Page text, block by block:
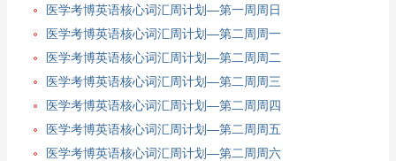
医学考博英语核心词汇周计划—第一周周日
医学考博英语核心词汇周计划—第二周周一
医学考博英语核心词汇周计划—第二周周二
医学考博英语核心词汇周计划—第二周周三
医学考博英语核心词汇周计划—第二周周四
医学考博英语核心词汇周计划—第二周周五
医学考博英语核心词汇周计划—第二周周六